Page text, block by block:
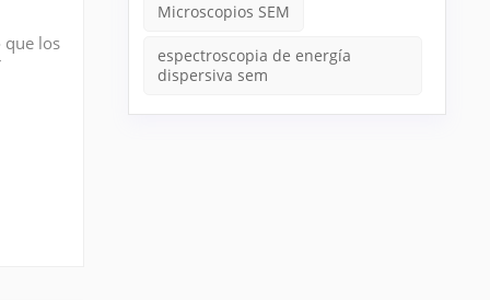
que los
Microscopios SEM
espectroscopia de energía
dispersiva sem